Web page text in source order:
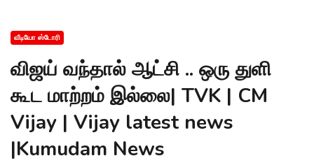
வீடியோ ஸ்டோரி
விஜய் வந்தால் ஆட்சி .. ஒரு துளி
கூட மாற்றம் இல்லை| TVK | CM
Vijay | Vijay latest news
|Kumudam News